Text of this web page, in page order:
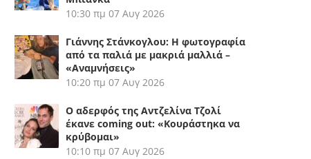
10:30 πμ 07 Αυγ 2026
Γιάννης Στάνκογλου: Η φωτογραφία
από τα παλιά με μακριά μαλλιά –
«Αναμνήσεις»
10:20 πμ 07 Αυγ 2026
Ο αδερφός της Αντζελίνα Τζολί
έκανε coming out: «Κουράστηκα να
κρύβομαι»
10:10 πμ 07 Αυγ 2026